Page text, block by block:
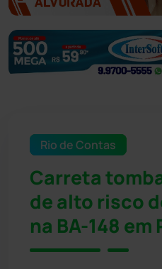
Rio de Contas
Carreta
de alto risco
na BA-148